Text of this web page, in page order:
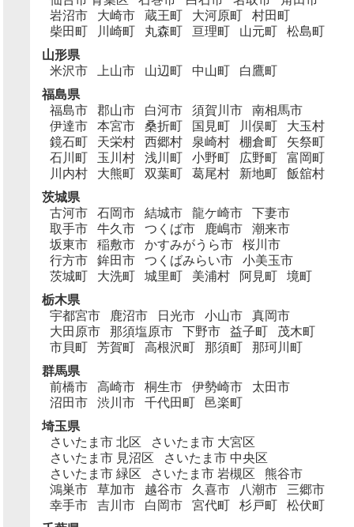
岩沼市
大崎市 蔵王町 大河原町
村田町
柴田町
川崎町 丸森町 亘理町 山元町
松島町
山形県
米沢市
上山市 山辺町 中山町
白鷹町
福島県
福島市
郡山市 白河市 須賀川市
南相馬市
伊達市
本宮市 桑折町 国見町 川俣町
大玉村
鏡石町
天栄村 西郷村 泉崎村 棚倉町
矢祭町
石川町
玉川村 浅川町 小野町 広野町
富岡町
川内村
大熊町 双葉町 葛尾村 新地町
飯舘村
茨城県
古河市
石岡市 結城市 龍ケ崎市
下妻市
取手市
牛久市 つくば市 鹿嶋市
潮来市
坂東市
稲敷市 かすみがうら市
桜川市
行方市
鉾田市 つくばみらい市
小美玉市
茨城町
大洗町 城里町 美浦村 阿見町
境町
栃木県
宇都宮市
鹿沼市 日光市 小山市
真岡市
大田原市
那須塩原市 下野市 益子町
茂木町
市貝町
芳賀町 高根沢町 那須町
那珂川町
群馬県
前橋市
高崎市 桐生市 伊勢崎市
太田市
沼田市
渋川市 千代田町
邑楽町
埼玉県
さいたま市 北区
さいたま市 大宮区
さいたま市 見沼区
さいたま市 中央区
さいたま市 緑区
さいたま市 岩槻区
熊谷市
鴻巣市
草加市 越谷市 久喜市 八潮市
三郷市
幸手市
吉川市 白岡市 宮代町 杉戸町
松伏町